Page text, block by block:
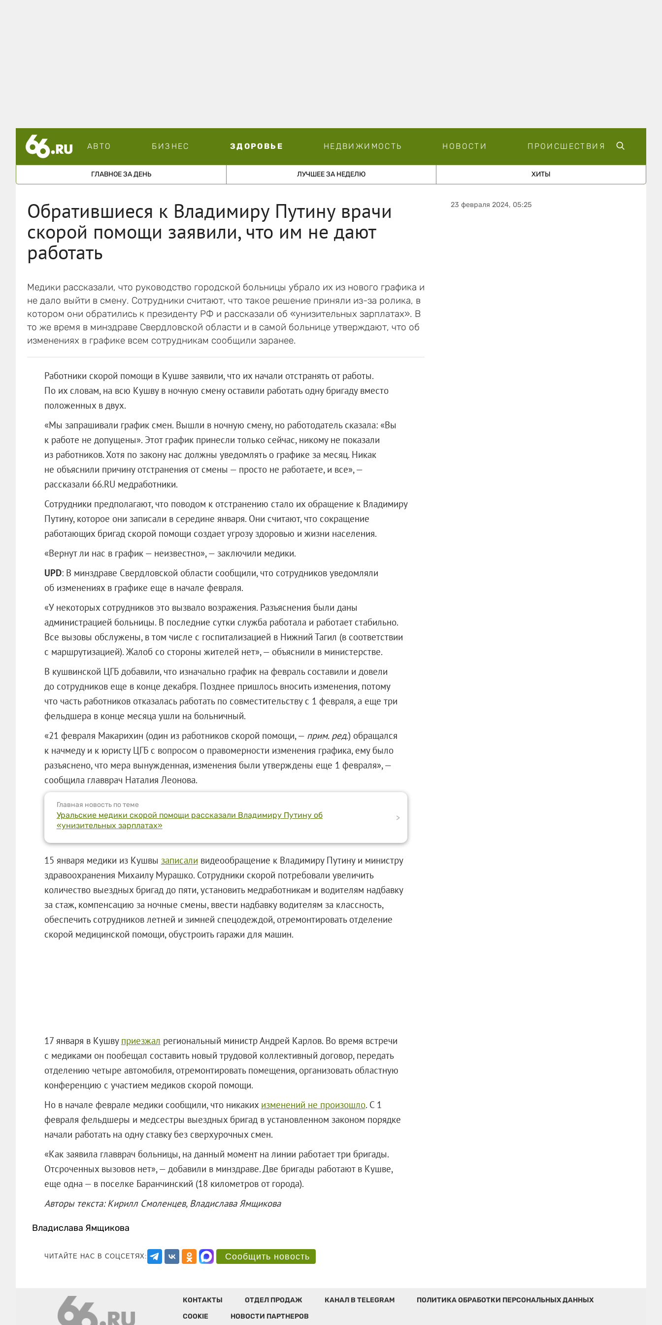
АВТО БИЗНЕС ЗДОРОВЬЕ НЕДВИЖИМОСТЬ НОВОСТИ ПРОИСШЕСТВИЯ
ГЛАВНОЕ ЗА ДЕНЬ ЛУЧШЕЕ ЗА НЕДЕЛЮ ХИТЫ
Обратившиеся к Владимиру Путину врачи
скорой помощи заявили, что им не дают
работать
Медики рассказали, что руководство городской больницы убрало их из нового графика и
не дало выйти в смену. Сотрудники считают, что такое решение приняли из-за ролика, в
котором они обратились к президенту РФ и рассказали об «унизительных зарплатах». В
то же время в минздраве Свердловской области и в самой больнице утверждают, что об
изменениях в графике всем сотрудникам сообщили заранее.
Работники скорой помощи в Кушве заявили, что их начали отстранять от работы.
По их словам, на всю Кушву в ночную смену оставили работать одну бригаду вместо
положенных в двух.
«Мы запрашивали график смен. Вышли в ночную смену, но работодатель сказала: «Вы
к работе не допущены». Этот график принесли только сейчас, никому не показали
из работников. Хотя по закону нас должны уведомлять о графике за месяц. Никак
не объяснили причину отстранения от смены — просто не работаете, и все», —
рассказали 66.RU медработники.
Сотрудники предполагают, что поводом к отстранению стало их обращение к Владимиру
Путину, которое они записали в середине января. Они считают, что сокращение
работающих бригад скорой помощи создает угрозу здоровью и жизни населения.
«Вернут ли нас в график — неизвестно», — заключили медики.
UPD: В минздраве Свердловской области сообщили, что сотрудников уведомляли
об изменениях в графике еще в начале февраля.
«У некоторых сотрудников это вызвало возражения. Разъяснения были даны
администрацией больницы. В последние сутки служба работала и работает стабильно.
Все вызовы обслужены, в том числе с госпитализацией в Нижний Тагил (в соответствии
с маршрутизацией). Жалоб со стороны жителей нет», — объяснили в министерстве.
В кушвинской ЦГБ добавили, что изначально график на февраль составили и довели
до сотрудников еще в конце декабря. Позднее пришлось вносить изменения, потому
что часть работников отказалась работать по совместительству с 1 февраля, а еще три
фельдшера в конце месяца ушли на больничный.
«21 февраля Макарихин (один из работников скорой помощи, — прим. ред.) обращался
к начмеду и к юристу ЦГБ с вопросом о правомерности изменения графика, ему было
разъяснено, что мера вынужденная, изменения были утверждены еще 1 февраля», —
сообщила главврач Наталия Леонова.
Главная новость по теме
Уральские медики скорой помощи рассказали Владимиру Путину об
«унизительных зарплатах»
>
15 января медики из Кушвы записали видеообращение к Владимиру Путину и министру
здравоохранения Михаилу Мурашко. Сотрудники скорой потребовали увеличить
количество выездных бригад до пяти, установить медработникам и водителям надбавку
за стаж, компенсацию за ночные смены, ввести надбавку водителям за классность,
обеспечить сотрудников летней и зимней спецодеждой, отремонтировать отделение
скорой медицинской помощи, обустроить гаражи для машин.
17 января в Кушву приезжал региональный министр Андрей Карлов. Во время встречи
с медиками он пообещал составить новый трудовой коллективный договор, передать
отделению четыре автомобиля, отремонтировать помещения, организовать областную
конференцию с участием медиков скорой помощи.
Но в начале феврале медики сообщили, что никаких изменений не произошло. С 1
февраля фельдшеры и медсестры выездных бригад в установленном законом порядке
начали работать на одну ставку без сверхурочных смен.
«Как заявила главврач больницы, на данный момент на линии работает три бригады.
Отсроченных вызовов нет», — добавили в минздраве. Две бригады работают в Кушве,
еще одна — в поселке Баранчинский (18 километров от города).
Авторы текста: Кирилл Смоленцев, Владислава Ямщикова
Владислава Ямщикова
ЧИТАЙТЕ НАС В СОЦСЕТЯХ: Сообщить новость
23 февраля 2024, 05:25
КОНТАКТЫ ОТДЕЛ ПРОДАЖ КАНАЛ В TELEGRAM
ПОЛИТИКА ОБРАБОТКИ ПЕРСОНАЛЬНЫХ ДАННЫХ
COOKIE
НОВОСТИ ПАРТНЕРОВ